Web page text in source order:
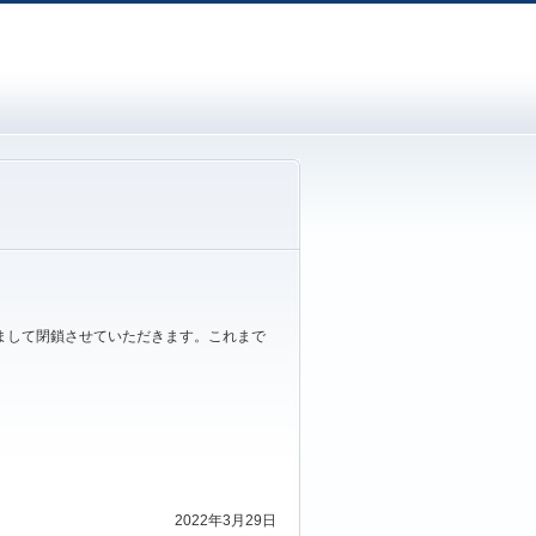
て閉鎖させていただきます。これまで
2022年3月29日